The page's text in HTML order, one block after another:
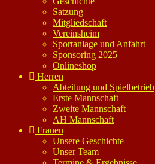
Satzung
Mitgliedschaft
Vereinsheim
Sportanlage und Anfahrt
Sponsoring 2025
Onlineshop
Herren
Abteilung und Spielbetrieb
Erste Mannschaft
Zweite Mannschaft
AH Mannschaft
Frauen
Unsere Geschichte
Unser Team